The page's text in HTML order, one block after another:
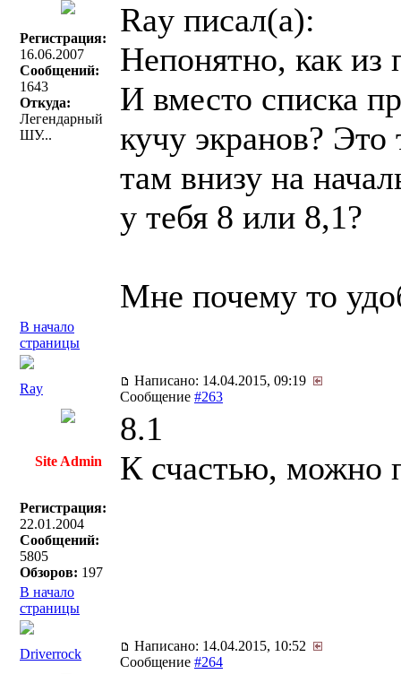
Регистрация:
16.06.2007
Сообщений:
1643
Откуда:
Легендарный
ШУ...
Ray писал(a):
Непонятно, как из
И вместо списка
кучу экранов?
там внизу на
у тебя 8 или 8,1?
Мне почему то
В начало
страницы
Ray
Написано: 14.04.2015, 09:19
Сообщение #263
Site Admin
Регистрация:
22.01.2004
Сообщений:
5805
Обзоров: 197
8.1
К счастью, можно
В начало
страницы
Driverrock
Написано: 14.04.2015, 10:52
Сообщение #264